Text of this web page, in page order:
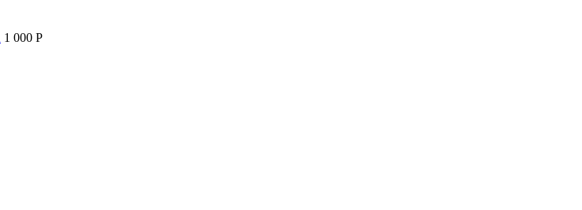
1 000 P